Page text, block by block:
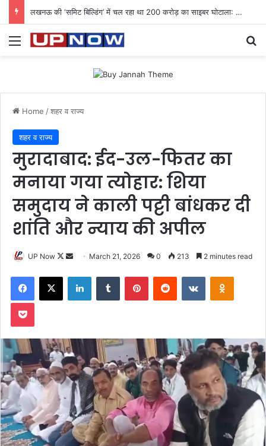
लखनऊ की ‘समिट बिल्डिंग’ में चल रहा था 200 करोड़ का साइबर घोटाला: 40 युवतियों समेत 119 गिरफ्तार
Menu
Home /शहर व राज्य
शहर व राज्य
मुरादाबाद: ईद-उल-फितर का
मनाया गया त्योहार: शिया
समुदाय ने काली पट्टी बांधकर दी
शांति और न्याय की अपील
UP Now
Follow
Send
email
March 21, 2026 0 213 2 minutes read
Facebook
X LinkedInTumblr PinterestReddit VKontakte
Pocket